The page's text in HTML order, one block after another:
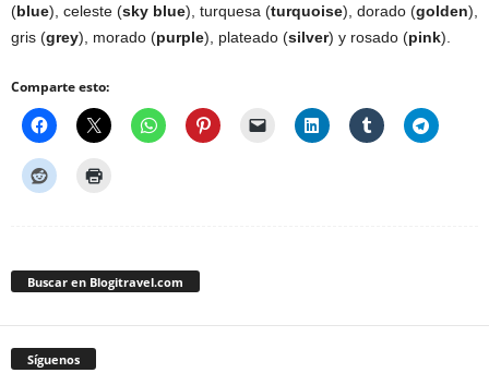
(blue), celeste (sky blue), turquesa (turquoise), dorado (golden),
gris (grey), morado (purple), plateado (silver) y rosado (pink).
Comparte esto:
Buscar en Blogitravel.com
Síguenos